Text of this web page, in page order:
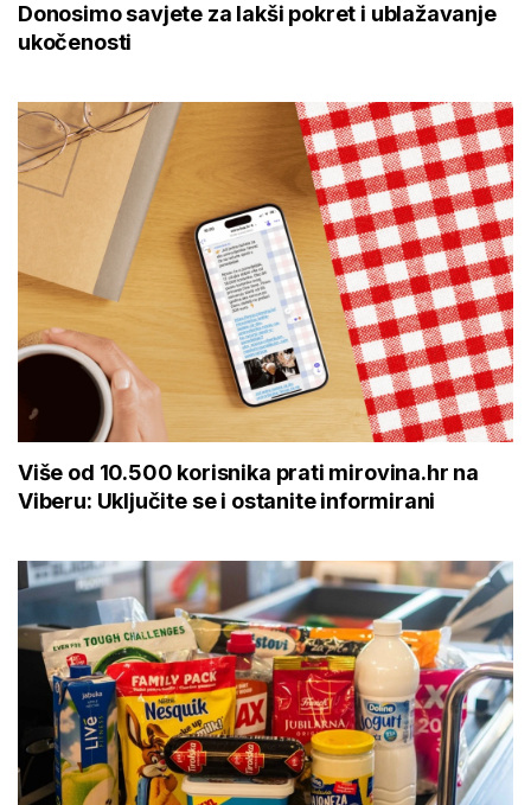
Donosimo savjete za lakši pokret i ublažavanje
ukočenosti
Više od 10.500 korisnika prati mirovina.hr na
Viberu: Uključite se i ostanite informirani